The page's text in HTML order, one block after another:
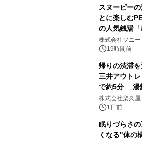
スヌーピー
とに楽しむ
の人気銭湯
ラボレーシ
ボグッズも発
株式会社ソニ
19時間前
帰りの渋滞
三井アウト
で約5分 湯
メニューを提
株式会社楽久屋
1日前
眠りづらさ
くなる"体の